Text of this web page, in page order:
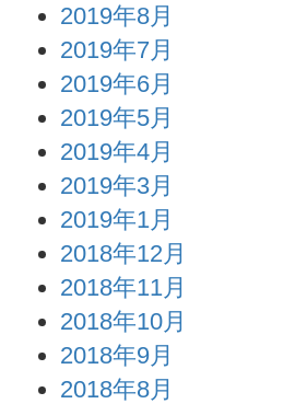
2019年8月
2019年7月
2019年6月
2019年5月
2019年4月
2019年3月
2019年1月
2018年12月
2018年11月
2018年10月
2018年9月
2018年8月